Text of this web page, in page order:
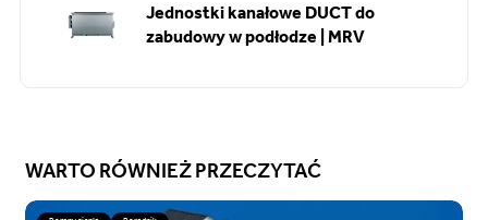
Jednostki kanałowe DUCT do
zabudowy w podłodze | MRV
WARTO RÓWNIEŻ PRZECZYTAĆ